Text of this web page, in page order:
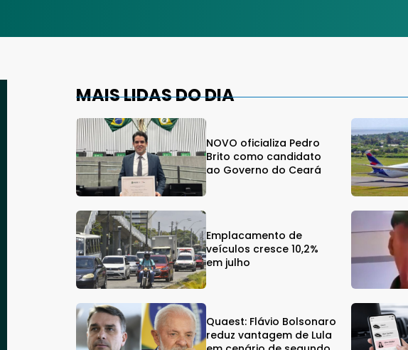
MAIS LIDAS DO DIA
NOVO oficializa Pedro
Brito como candidato
ao Governo do Ceará
Emplacamento de
veículos cresce 10,2%
em julho
Quaest: Flávio Bolsonaro
reduz vantagem de Lula